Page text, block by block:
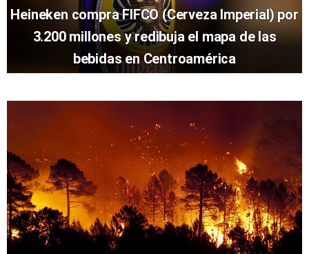
Heineken compra FIFCO (Cerveza Imperial) por
3.200 millones y redibuja el mapa de las
bebidas en Centroamérica